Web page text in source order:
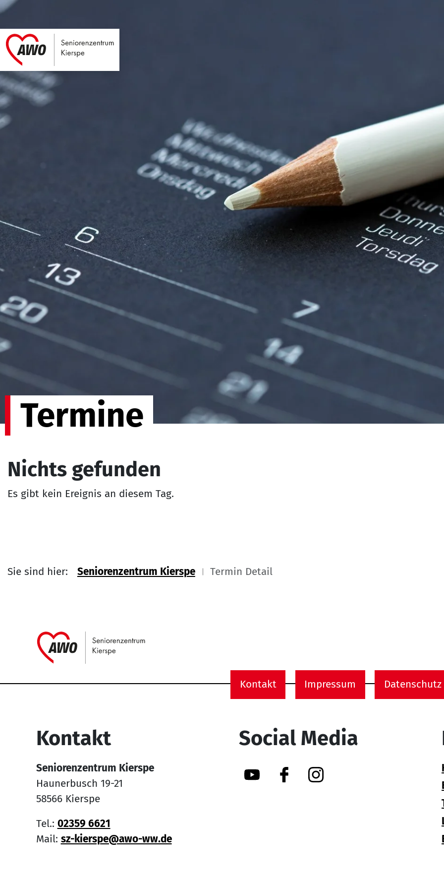
Seniorenzentrum Kierspe | Termin
Link zu Home
Termine
Nichts gefunden
Es gibt kein Ereignis an diesem Tag.
Sie sind hier: Seniorenzentrum Kierspe Termin Detail
Link zu Home
Service Informationen
Kontakt Impressum Datenschutz
Kontakt
Seniorenzentrum Kierspe
Haunerbusch 19-21
58566 Kierspe
Tel.: 02359 6621
Mail: sz-kierspe@awo-ww.de
Social Media
YouTube FacebookInstagram